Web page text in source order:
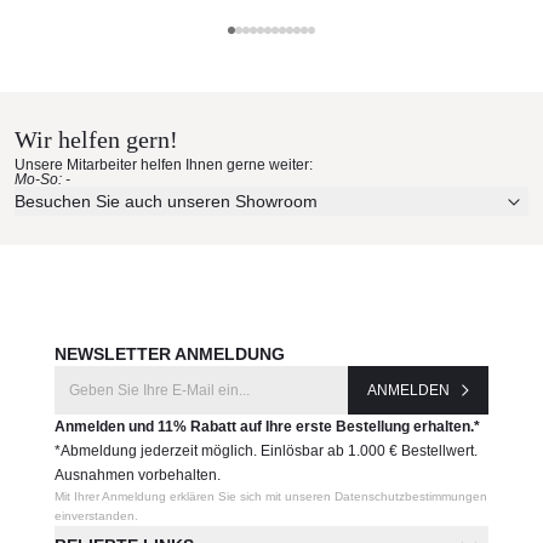
Tuuci
Erleben Sie unsere Stoffe und Materialien ganz in Ruhe in
Ihren eigenen vier Wänden.
Aktuelle Originalstoffe des Herstellers
Wir helfen gern!
Unsere Mitarbeiter helfen Ihnen gerne weiter:
Mo-So: -
Besuchen Sie auch unseren Showroom
NEWSLETTER ANMELDUNG
ANMELDEN
Anmelden und 11% Rabatt auf Ihre erste Bestellung erhalten.*
*Abmeldung jederzeit möglich. Einlösbar ab 1.000 € Bestellwert.
Ausnahmen vorbehalten.
Mit Ihrer Anmeldung erklären Sie sich mit unseren Datenschutzbestimmungen
einverstanden.